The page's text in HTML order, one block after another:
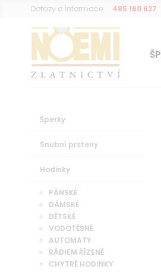
Dotazy a informace: 485 160 627
Šperky
Snubní prsteny
Hodinky
PÁNSKÉ
DÁMSKÉ
DĚTSKÉ
VODOTĚSNÉ
AUTOMATY
RÁDIEM ŘÍZENÉ
CHYTRÉ HODINKY